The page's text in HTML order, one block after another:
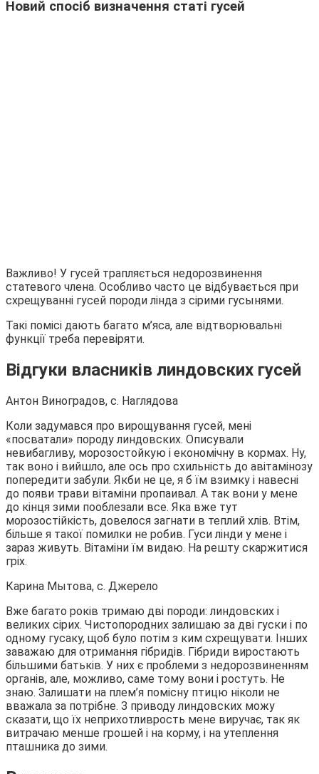
Новий спосіб визначення статі гусей
Важливо! У гусей трапляється недорозвинення
статевого члена. Особливо часто це відбувається при
схрещуванні гусей породи лінда з сірими гусынями.
Такі помісі дають багато м’яса, але відтворювальні
функції треба перевіряти.
Відгуки власників линдовских гусей
Антон Виноградов, с. Наглядова
Коли задумався про вирощування гусей, мені
«посватали» породу линдовских. Описували
невибагливу, морозостойкую і економічну в кормах. Ну,
так воно і вийшло, але ось про схильність до авітамінозу
попередити забули. Якби не це, я б їм взимку і навесні
до появи трави вітаміни пропаивал. А так вони у мене
до кінця зими пооблезали все. Яка вже тут
морозостійкість, довелося загнати в теплий хлів. Втім,
більше я такої помилки не робив. Гуси лінди у мене і
зараз живуть. Вітаміни їм видаю. На решту скаржитися
гріх.
Карина Мытова, с. Джерело
Вже багато років тримаю дві породи: линдовских і
великих сірих. Чистопородних залишаю за дві гуски і по
одному гусаку, щоб було потім з ким схрещувати. Інших
заважаю для отримання гібридів. Гібриди виростають
більшими батьків. У них є проблеми з недорозвиненням
органів, але, можливо, саме тому вони і ростуть. Не
знаю. Залишати на плем’я помісну птицю ніколи не
вважала за потрібне. З приводу линдовских можу
сказати, що їх неприхотливрость мене виручає, так як
витрачаю менше грошей і на корму, і на утеплення
пташника до зими.